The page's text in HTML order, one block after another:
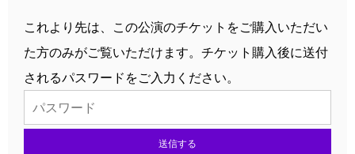
これより先は、この公演のチケットをご購入いただい
た方のみがご覧いただけます。チケット購入後に送付
されるパスワードをご入力ください。
送信する